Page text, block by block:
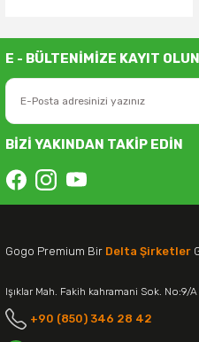
E - BÜLTENİMİZE KAYIT OLUN
BİZİ YAKINDAN TAKİP EDİN
Gogo Premium Bir Delta Şirketler
Işıklar Mah. Fakih kahramani Sok. No:9/
+90 (850) 346 28 42